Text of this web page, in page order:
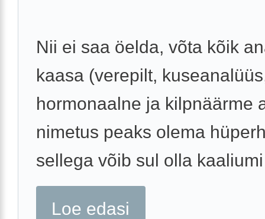
Nii ei saa öelda, võta kõik
kaasa (verepilt,
hormonaalne ja kilpnäärme
nimetus peaks olema
sellega võib sul olla
Loe edasi